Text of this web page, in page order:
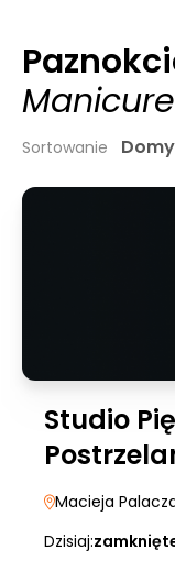
Sortowanie
Studio
Macieja
Dzisiaj: